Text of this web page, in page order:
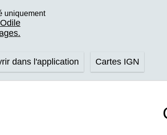
uniquement
dans l'application Cartes IGN